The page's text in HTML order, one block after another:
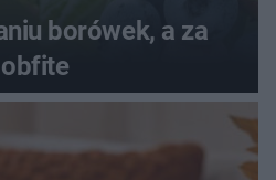
borówek, a za